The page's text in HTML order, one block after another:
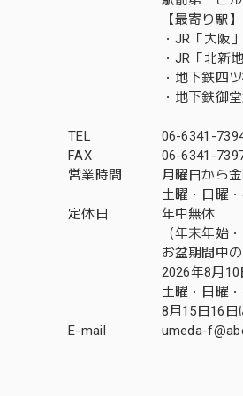
【最寄り駅】
・JR「大阪
・JR「北新
・地下鉄四
・地下鉄御
TEL
06-6341-
FAX
06-6341-
営業時間
月曜日から
土曜・日曜
定休日
年中無休
（年末年始
お盆期間中
2026年8月
土曜・日曜
8月15日16日
E-mail
umeda-